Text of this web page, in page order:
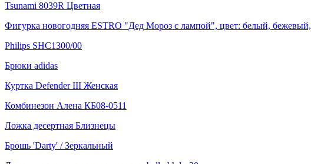
Tsunami 8039R Цветная
Фигурка новогодняя ESTRO "Дед Мороз с лампой", цвет: белый,
Philips SHC1300/00
Брюки adidas
Куртка Defender III Женская
Комбинезон Алена КБ08-0511
Ложка десертная Близнецы
Брошь 'Darty' / Зеркальный